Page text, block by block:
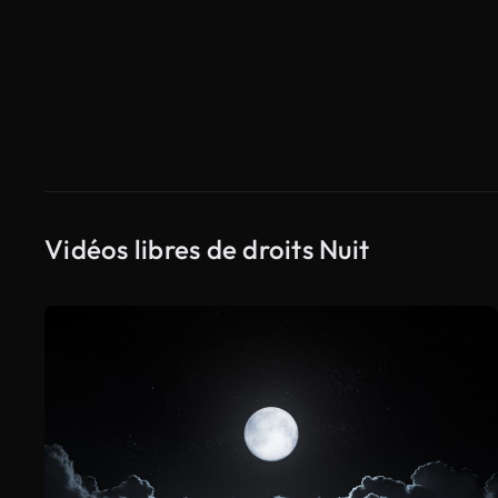
Vidéos libres de droits Nuit